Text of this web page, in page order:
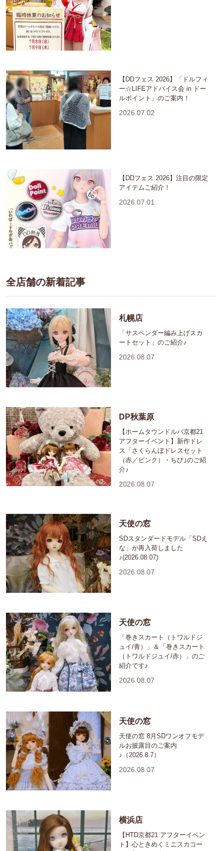
【DDフェス 2026】「ドルフィ
ー☆LIFEアドバイス会 in ドー
ルポイント」のご案内！
2026.07.02
【DDフェス 2026】注目の限定
アイテムご紹介！
2026.07.01
全店舗の新着記事
札幌店
「サスペンダー編み上げスカ
ートセット」のご紹介♪
2026.08.07
DP秋葉原
【ホームタウンドルパ京都21
アフターイベント】新作ドレ
ス「さくらんぼドレスセット
（赤／ピンク）・ちび｣のご紹
介♪
2026.08.07
天使の窓
SDスタンダードモデル「SDえ
な」が再入荷しました
♪(2026.08.07)
2026.08.07
天使の窓
「巻きスカート（トワルドジ
ュイ/青）」＆「巻きスカート
（トワルドジュイ/赤）」のご
紹介です♪
2026.08.07
天使の窓
天使の窓 8月SDワンオフモデ
ルお披露目のご案内
♪（2026.8.7）
2026.08.07
横浜店
【HTD京都21 アフターイベン
ト】心ときめくミニスカコー